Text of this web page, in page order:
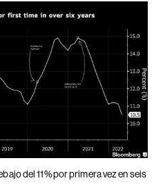
del 11% por primera vez en seis